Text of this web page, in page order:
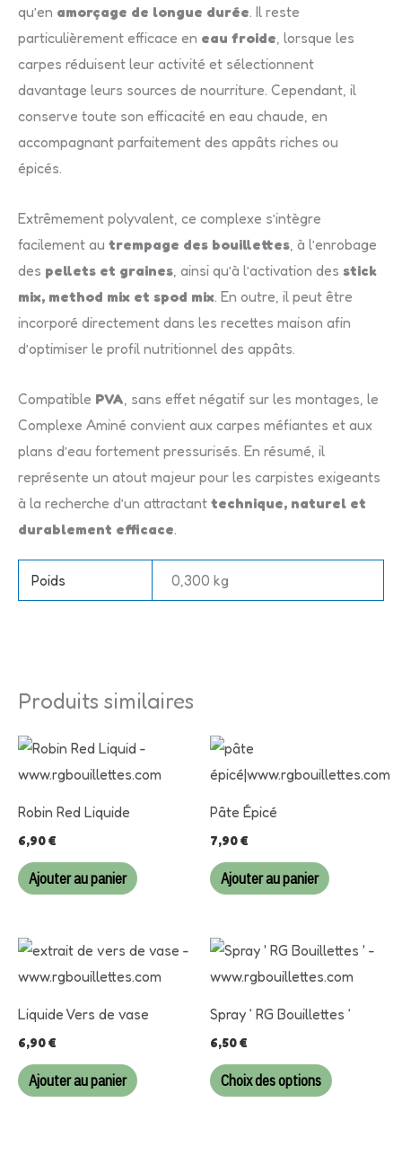
qu’en amorçage de longue durée. Il reste
particulièrement efficace en eau froide, lorsque les
carpes réduisent leur activité et sélectionnent
davantage leurs sources de nourriture. Cependant, il
conserve toute son efficacité en eau chaude, en
accompagnant parfaitement des appâts riches ou
épicés.
Extrêmement polyvalent, ce complexe s’intègre
facilement au trempage des bouillettes, à l’enrobage
des pellets et graines, ainsi qu’à l’activation des stick
mix, method mix et spod mix. En outre, il peut être
incorporé directement dans les recettes maison afin
d’optimiser le profil nutritionnel des appâts.
Compatible PVA , sans effet négatif sur les montages, le
Complexe Aminé convient aux carpes méfiantes et aux
plans d’eau fortement pressurisés. En résumé, il
représente un atout majeur pour les carpistes exigeants
à la recherche d’un attractant technique, naturel et
durablement efficace.
Poids 0,300 kg
Produits similaires
Robin Red Liquide
6,90€
Ajouter au panier
Pâte Épicé
7,90€
Ajouter au panier
Liquide Vers de vase
6,90€
Ajouter au panier
Spray ‘ RG Bouillettes ‘
6,50€
Choix des options
Ce
produit
Les